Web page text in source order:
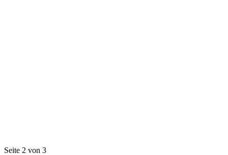
Seite 2 von 3